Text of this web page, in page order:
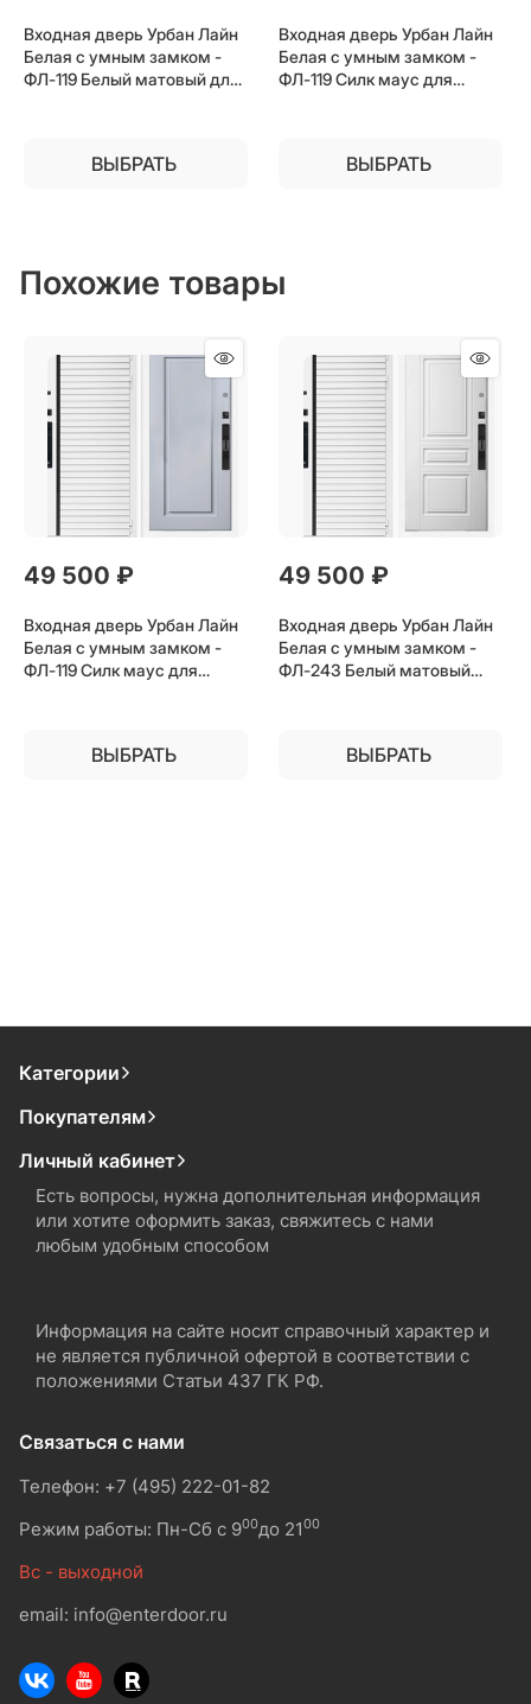
Входная дверь Урбан Лайн
Белая с умным замком -
ФЛ-119 Белый матовый для
ВЫБРАТЬ
Входная дверь Урбан Лайн
Белая с умным замком -
ФЛ-119 Силк маус для
ВЫБРАТЬ
Похожие товары
49 500 ₽
Входная дверь Урбан Лайн
Белая с умным замком -
ФЛ-119 Силк маус для
ВЫБРАТЬ
49 500 ₽
Входная дверь Урбан Лайн
Белая с умным замком -
ФЛ-243 Белый матовый
ВЫБРАТЬ
Категории
Покупателям
Личный кабинет
Есть вопросы, нужна дополнительная информация
или хотите оформить заказ, свяжитесь с нами
любым удобным способом
Информация на сайте носит справочный характер и
не является публичной офертой в соответствии с
положениями Статьи 437 ГК РФ.
Связаться с нами
Телефон: +7 (495) 222-01-82
Режим работы: Пн-Сб с 900до 2100
Вс - выходной
email: info@enterdoor.ru